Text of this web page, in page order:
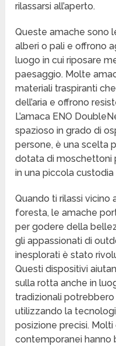
rilassarsi all’aperto.
Queste amache sono
alberi o pali e offrono
luogo in cui riposare
paesaggio. Molte
materiali traspiranti
dell’aria e offrono
L’amaca ENO
spazioso in grado di
persone, è una scelta
dotata di moschettoni
in una piccola
Quando ti rilassi vicino
foresta, le amache
per godere della
gli appassionati di
inesplorati è stato
Questi dispositivi
sulla rotta anche in
tradizionali
utilizzando la
posizione precisi. Molti
contemporanei hanno